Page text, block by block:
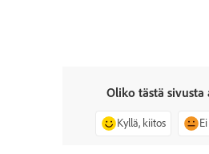
Oliko tästä sivusta
Kyllä, kiitos